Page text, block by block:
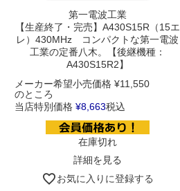
第一電波工業
【生産終了・完売】A430S15R（15エ
レ）430MHz コンパクトな第一電波
工業の定番八木。【後継機種：
A430S15R2】
メーカー希望小売価格 ¥11,550
のところ
当店特別価格 ¥8,663税込
在庫切れ
詳細を見る
お気に入りに登録する